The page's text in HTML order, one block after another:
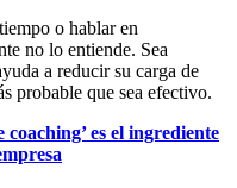
o hablar en
no lo entiende. Sea
a reducir su carga de
probable que sea efectivo.
es el ingrediente